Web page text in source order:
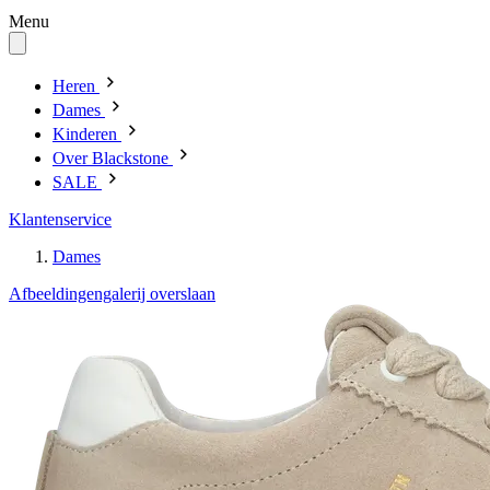
Menu
Heren
Dames
Kinderen
Over Blackstone
SALE
Klantenservice
Dames
Afbeeldingengalerij overslaan